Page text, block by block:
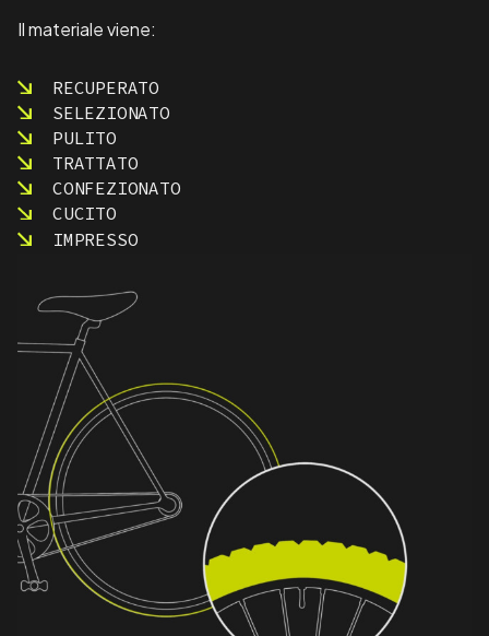
Il materiale viene:
RECUPERATO
SELEZIONATO
PULITO
TRATTATO
CONFEZIONATO
CUCITO
IMPRESSO